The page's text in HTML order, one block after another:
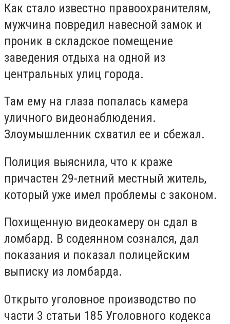
Как стало известно правоохранителям,
мужчина повредил навесной замок и
проник в складское помещение
заведения отдыха на одной из
центральных улиц города.
Там ему на глаза попалась камера
уличного видеонаблюдения.
Злоумышленник схватил ее и сбежал.
Полиция выяснила, что к краже
причастен 29-летний местный житель,
который уже имел проблемы с законом.
Похищенную видеокамеру он сдал в
ломбард. В содеянном сознался, дал
показания и показал полицейским
выписку из ломбарда.
Открыто уголовное производство по
части 3 статьи 185 Уголовного кодекса